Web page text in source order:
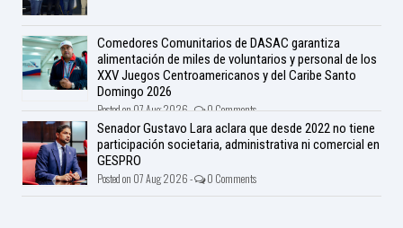
Comedores Comunitarios de DASAC garantiza
alimentación de miles de voluntarios y personal de los
XXV Juegos Centroamericanos y del Caribe Santo
Domingo 2026
Posted on 07 Aug 2026 - 0 Comments
Senador Gustavo Lara aclara que desde 2022 no tiene
participación societaria, administrativa ni comercial en
GESPRO
Posted on 07 Aug 2026 - 0 Comments